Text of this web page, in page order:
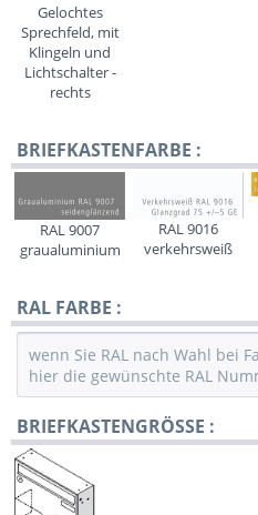
Gelochtes
Sprechfeld, mit
Klingeln und
Lichtschalter -
rechts
BRIEFKASTENFARBE :
RAL 9007
graualuminium
RAL 9016
verkehrsweiß
RAL FARBE :
BRIEFKASTENGRÖSSE :